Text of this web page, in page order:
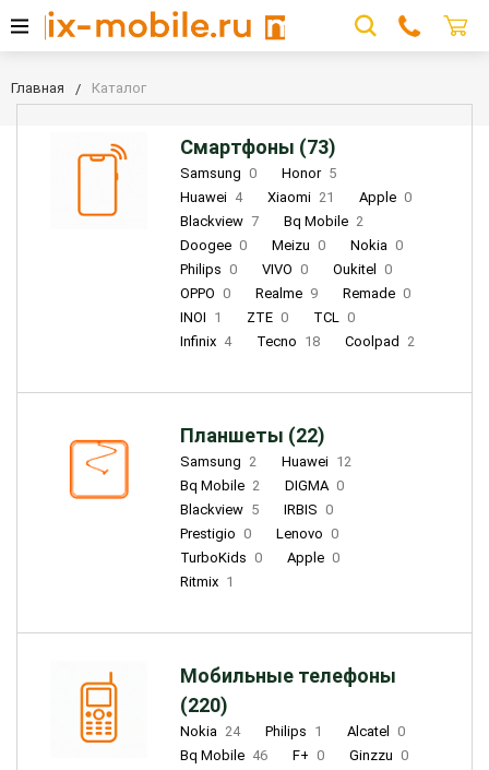
Главная Каталог
Смартфоны (73)
Samsung 0 Honor 5
Huawei 4 Xiaomi 21 Apple 0
Blackview 7 Bq Mobile 2
Doogee 0 Meizu 0 Nokia 0
Philips 0 VIVO 0 Oukitel
0
OPPO 0 Realme 9 Remade 0
INOI 1 ZTE 0 TCL 0
Infinix 4 Tecno 18 Coolpad 2
Планшеты (22)
Samsung 2 Huawei 12
Bq Mobile 2 DIGMA 0
Blackview 5 IRBIS 0
Prestigio 0 Lenovo 0
TurboKids 0 Apple 0
Ritmix 1
Мобильные телефоны
(220)
Nokia 24 Philips 1 Alcatel
0
Bq Mobile 46 F+ 0 Ginzzu 0